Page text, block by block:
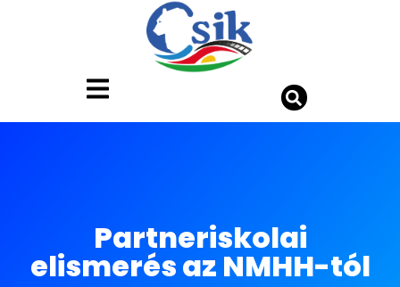
Partneriskolai
elismerés az NMHH-tól